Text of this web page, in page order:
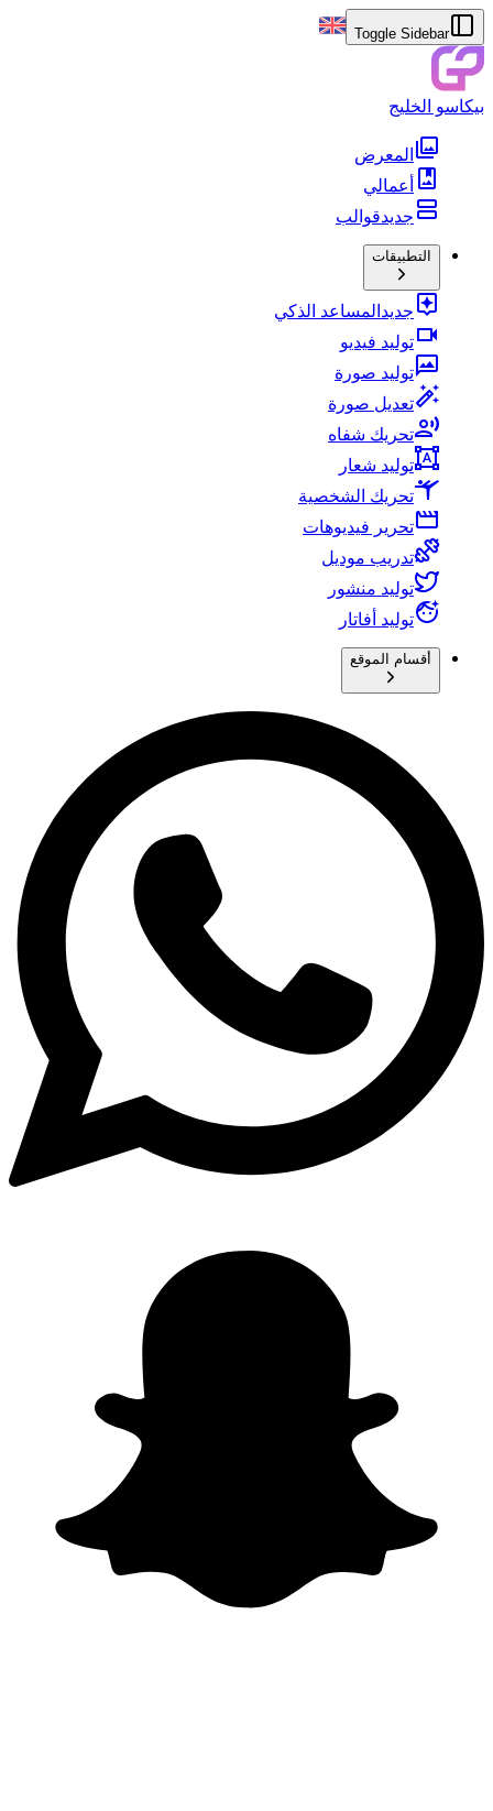
Toggle Sidebar
بيكاسو الخليج
المعرض
أعمالي
جديدقوالب
التطبيقات
جديد المساعد الذكي
توليد فيديو
توليد صورة
تعديل صورة
تحريك شفاه
توليد شعار
تحريك الشخصية
تحرير فيديوهات
تدريب موديل
توليد منشور
توليد أفاتار
أقسام الموقع